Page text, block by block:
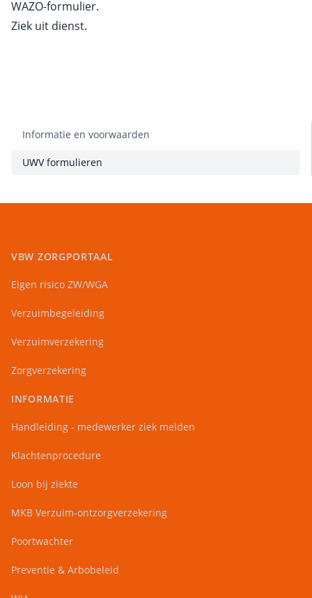
WAZO-formulier.
Ziek uit dienst.
Informatie en voorwaarden
UWV formulieren
VBW ZORGPORTAAL
Eigen risico ZW/WGA
Verzuimbegeleiding
Verzuimverzekering
Zorgverzekering
INFORMATIE
Handleiding - medewerker ziek melden
Klachtenprocedure
Loon bij ziekte
MKB Verzuim-ontzorgverzekering
Poortwachter
Preventie & Arbobeleid